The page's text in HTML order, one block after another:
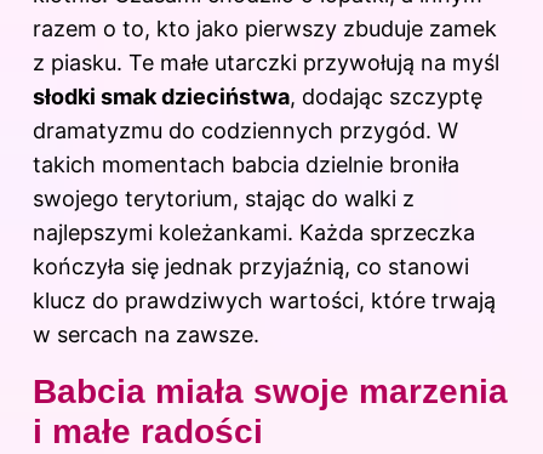
razem o to, kto jako pierwszy zbuduje zamek
z piasku. Te małe utarczki przywołują na myśl
słodki smak dzieciństwa, dodając szczyptę
dramatyzmu do codziennych przygód. W
takich momentach babcia dzielnie broniła
swojego terytorium, stając do walki z
najlepszymi koleżankami. Każda sprzeczka
kończyła się jednak przyjaźnią, co stanowi
klucz do prawdziwych wartości, które trwają
w sercach na zawsze.
Babcia miała swoje marzenia
i małe radości